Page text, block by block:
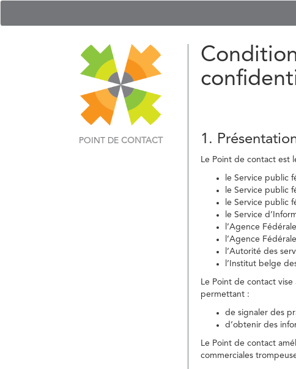
POINT DE CONTACT 1.
Le Point de contact est
le Service public
le Service public
le Service public
le Service
l’Agence
l’Agence
l’Autorité des
l’Institut belge
Le Point de contact
permettant :
de signaler des
d’obtenir des
Le Point de contact
commerciales